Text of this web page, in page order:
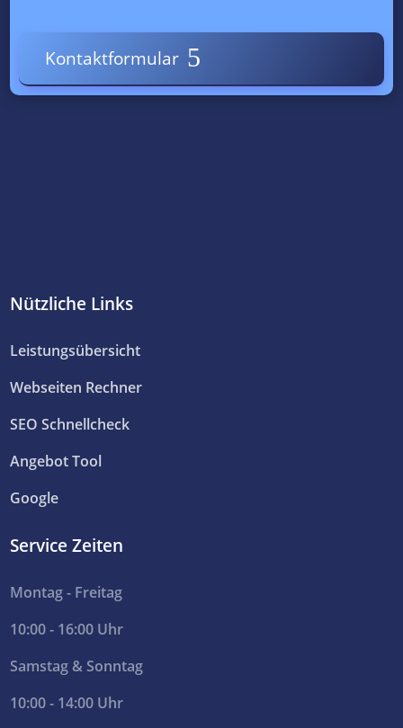
Kontaktformular
Nützliche Links
Leistungsübersicht
Webseiten Rechner
SEO Schnellcheck
Angebot Tool
Google
Service Zeiten
Montag - Freitag
10:00 - 16:00 Uhr
Samstag & Sonntag
10:00 - 14:00 Uhr